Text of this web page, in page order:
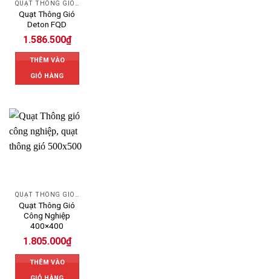
Quạt Thông Gió
Deton FQD
1.586.500₫
THÊM VÀO
GIỎ HÀNG
Quạt Thông Gió
Công Nghiệp
400×400
1.805.000₫
THÊM VÀO